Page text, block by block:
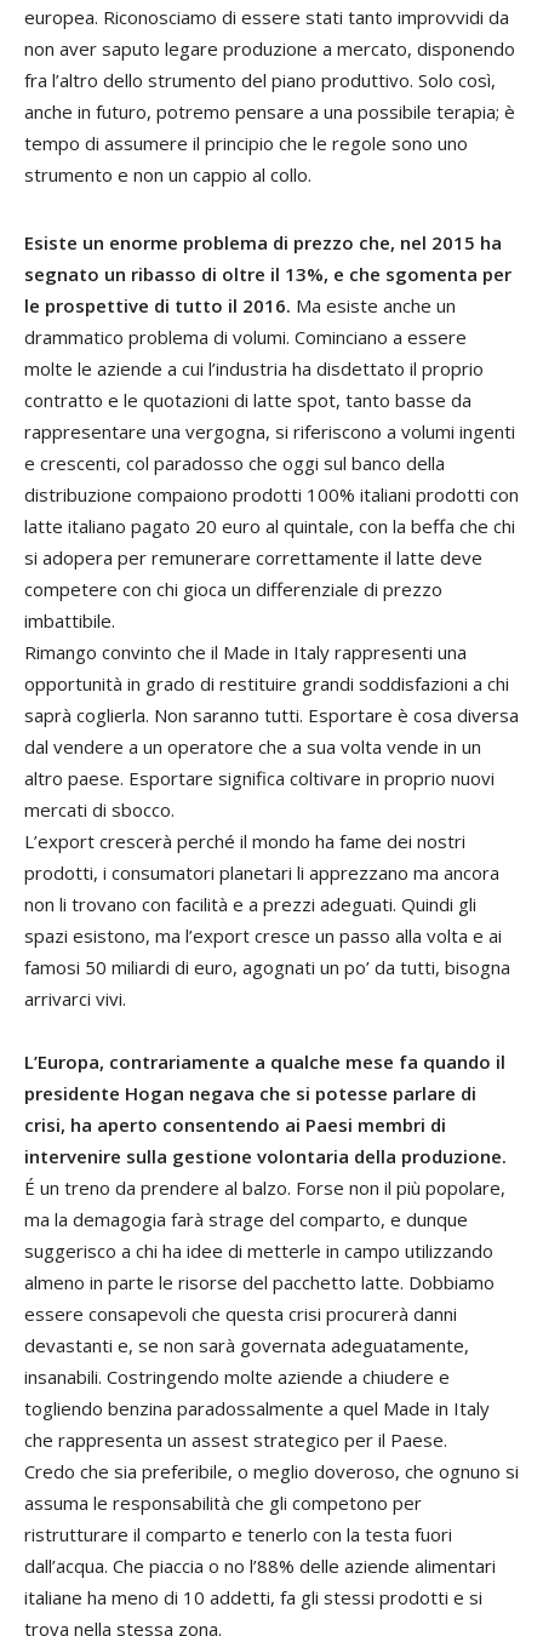
europea. Riconosciamo di essere stati tanto improvvidi da
non aver saputo legare produzione a mercato, disponendo
fra l’altro dello strumento del piano produttivo. Solo così,
anche in futuro, potremo pensare a una possibile terapia; è
tempo di assumere il principio che le regole sono uno
strumento e non un cappio al collo.
Esiste un enorme problema di prezzo che, nel 2015 ha
segnato un ribasso di oltre il 13%, e che sgomenta per
le prospettive di tutto il 2016. Ma esiste anche un
drammatico problema di volumi. Cominciano a essere
molte le aziende a cui l’industria ha disdettato il proprio
contratto e le quotazioni di latte spot, tanto basse da
rappresentare una vergogna, si riferiscono a volumi ingenti
e crescenti, col paradosso che oggi sul banco della
distribuzione compaiono prodotti 100% italiani prodotti con
latte italiano pagato 20 euro al quintale, con la beffa che chi
si adopera per remunerare correttamente il latte deve
competere con chi gioca un differenziale di prezzo
imbattibile.
Rimango convinto che il Made in Italy rappresenti una
opportunità in grado di restituire grandi soddisfazioni a chi
saprà coglierla. Non saranno tutti. Esportare è cosa diversa
dal vendere a un operatore che a sua volta vende in un
altro paese. Esportare significa coltivare in proprio nuovi
mercati di sbocco.
L’export crescerà perché il mondo ha fame dei nostri
prodotti, i consumatori planetari li apprezzano ma ancora
non li trovano con facilità e a prezzi adeguati. Quindi gli
spazi esistono, ma l’export cresce un passo alla volta e ai
famosi 50 miliardi di euro, agognati un po’ da tutti, bisogna
arrivarci vivi.
L’Europa, contrariamente a qualche mese fa quando il
presidente Hogan negava che si potesse parlare di
crisi, ha aperto consentendo ai Paesi membri di
intervenire sulla gestione volontaria della produzione.
É un treno da prendere al balzo. Forse non il più popolare,
ma la demagogia farà strage del comparto, e dunque
suggerisco a chi ha idee di metterle in campo utilizzando
almeno in parte le risorse del pacchetto latte. Dobbiamo
essere consapevoli che questa crisi procurerà danni
devastanti e, se non sarà governata adeguatamente,
insanabili. Costringendo molte aziende a chiudere e
togliendo benzina paradossalmente a quel Made in Italy
che rappresenta un assest strategico per il Paese.
Credo che sia preferibile, o meglio doveroso, che ognuno si
assuma le responsabilità che gli competono per
ristrutturare il comparto e tenerlo con la testa fuori
dall’acqua. Che piaccia o no l’88% delle aziende alimentari
italiane ha meno di 10 addetti, fa gli stessi prodotti e si
trova nella stessa zona.